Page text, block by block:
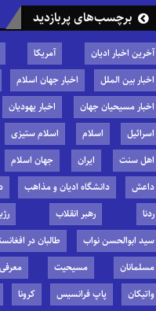
برچسب‌های پربازدید
آخرین اخبار ادیان آمریکا
اخبار بین الملل
اخبار جهان اسلام
اخبار مسیحیان جهان
اخبار یهودیان
اسرائیل
اسلام اسلام ستیزی
اهل سنت
ایران جهان اسلام
داعش
دانشگاه ادیان و مذاهب
ردنا
رهبر انقلاب
سید ابوالحسن نواب
طالبان در
مسلمانان
مسیحیت
واتیکان
پاپ فرانسیس کرونا